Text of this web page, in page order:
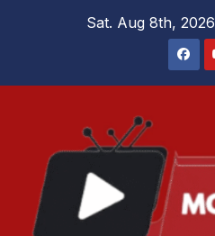
Sat. Aug 8th, 2026